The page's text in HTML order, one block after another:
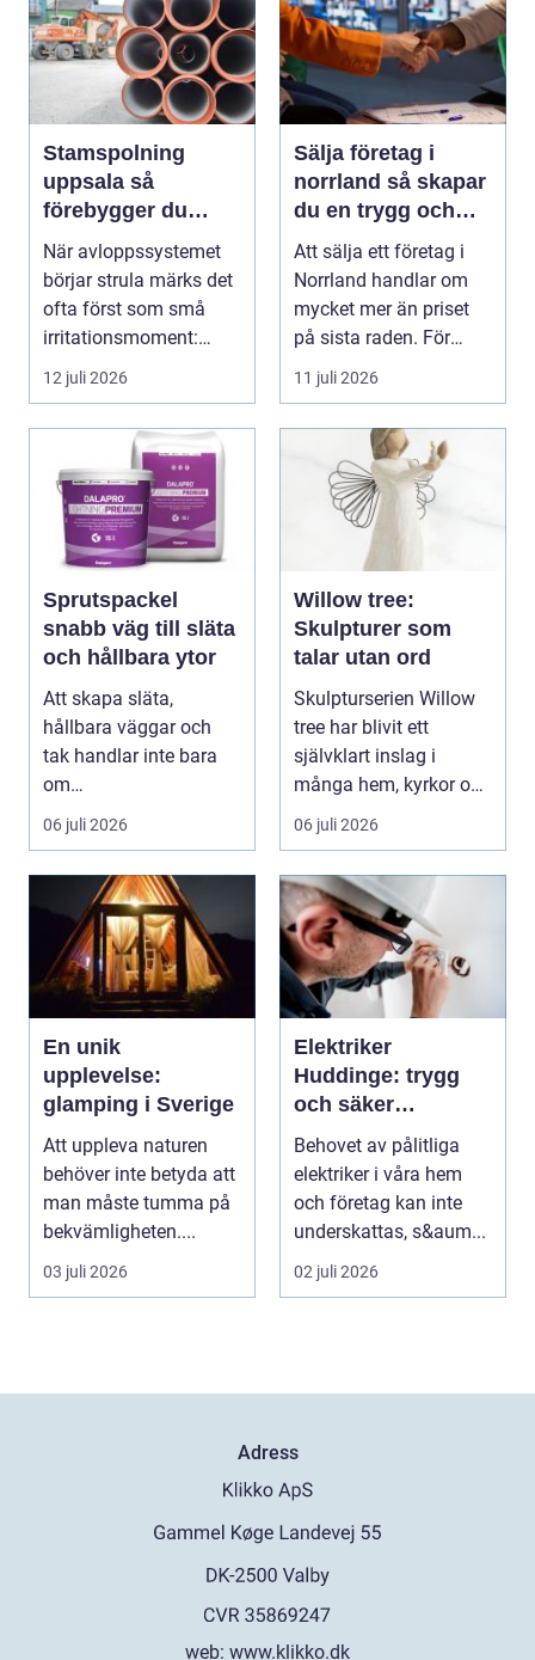
Stamspolning
uppsala så
förebygger du
stopp och
vattenskador i
fastigheten
När avloppssystemet
börjar strula märks det
ofta först som små
irritationsmoment:
långsam avrinning ...
12 juli 2026
Sälja företag i
norrland så skapar
du en trygg och
lönsam affär
Att sälja ett företag i
Norrland handlar om
mycket mer än priset
på sista raden. För
många entrepren...
11 juli 2026
Sprutspackel
snabb väg till släta
och hållbara ytor
Att skapa släta,
hållbara väggar och
tak handlar inte bara
om
hantverksskicklighet.
06 juli 2026
Willow tree:
Skulpturer som
talar utan ord
Skulpturserien Willow
tree har blivit ett
självklart inslag i
många hem, kyrkor och
kapel...
06 juli 2026
En unik
upplevelse:
glamping i Sverige
Att uppleva naturen
behöver inte betyda att
man måste tumma på
bekvämligheten....
03 juli 2026
Elektriker
Huddinge: trygg
och säker
elinstallation
Behovet av pålitliga
elektriker i våra hem
och företag kan inte
underskattas, s&aum...
02 juli 2026
Adress
web: www.klikko.dk